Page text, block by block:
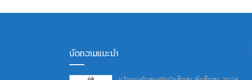
ບົດຄວາມແນະນຳ